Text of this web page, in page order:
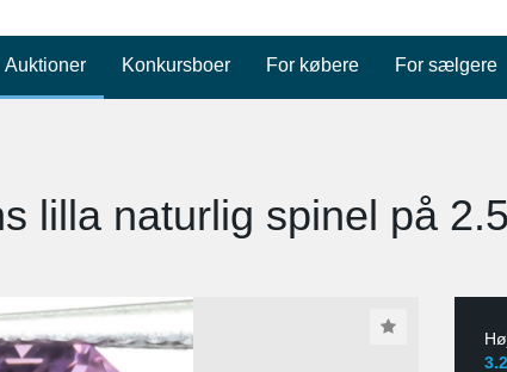
Auktioner Konkursboer For købere For sælgere
lilla naturlig spinel på